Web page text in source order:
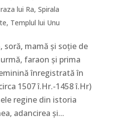
lui Ra, Spirala
, Templul lui Unu
mamă şi soţie de
faraon şi prima
înregistrată în
1507 î.Hr.-1458 î.Hr)
regine din istoria
adancirea şi...